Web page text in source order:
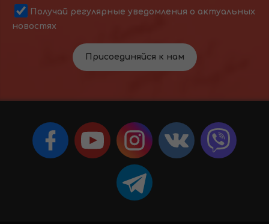
Получай регулярные уведомления о актуальных
новостях
Присоединяйся к нам